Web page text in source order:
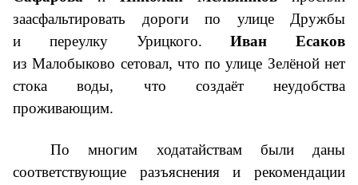
заасфальтировать дороги по улице Дружбы
и переулку Урицкого.Иван Есаков
из Малобыково сетовал, что по улице Зелёной нет
стока воды, что создаёт неудобства
проживающим.
По многим ходатайствам были даны
соответствующие разъяснения и рекомендации